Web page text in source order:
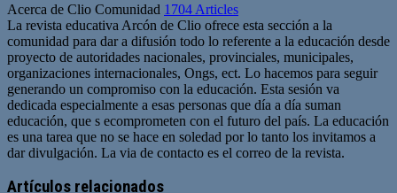
Acerca de Clio Comunidad 1704 Articles
La revista educativa Arcón de Clio ofrece esta sección a la
comunidad para dar a difusión todo lo referente a la educación desde
proyecto de autoridades nacionales, provinciales, municipales,
organizaciones internacionales, Ongs, ect. Lo hacemos para seguir
generando un compromiso con la educación. Esta sesión va
dedicada especialmente a esas personas que día a día suman
educación, que s ecomprometen con el futuro del país. La educación
es una tarea que no se hace en soledad por lo tanto los invitamos a
dar divulgación. La via de contacto es el correo de la revista.
web
Artículos relacionados